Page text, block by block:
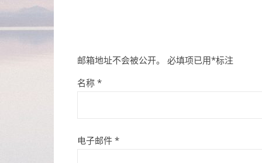
邮箱地址不会被公开。 必填项已用*标注
名称 *
电子邮件 *